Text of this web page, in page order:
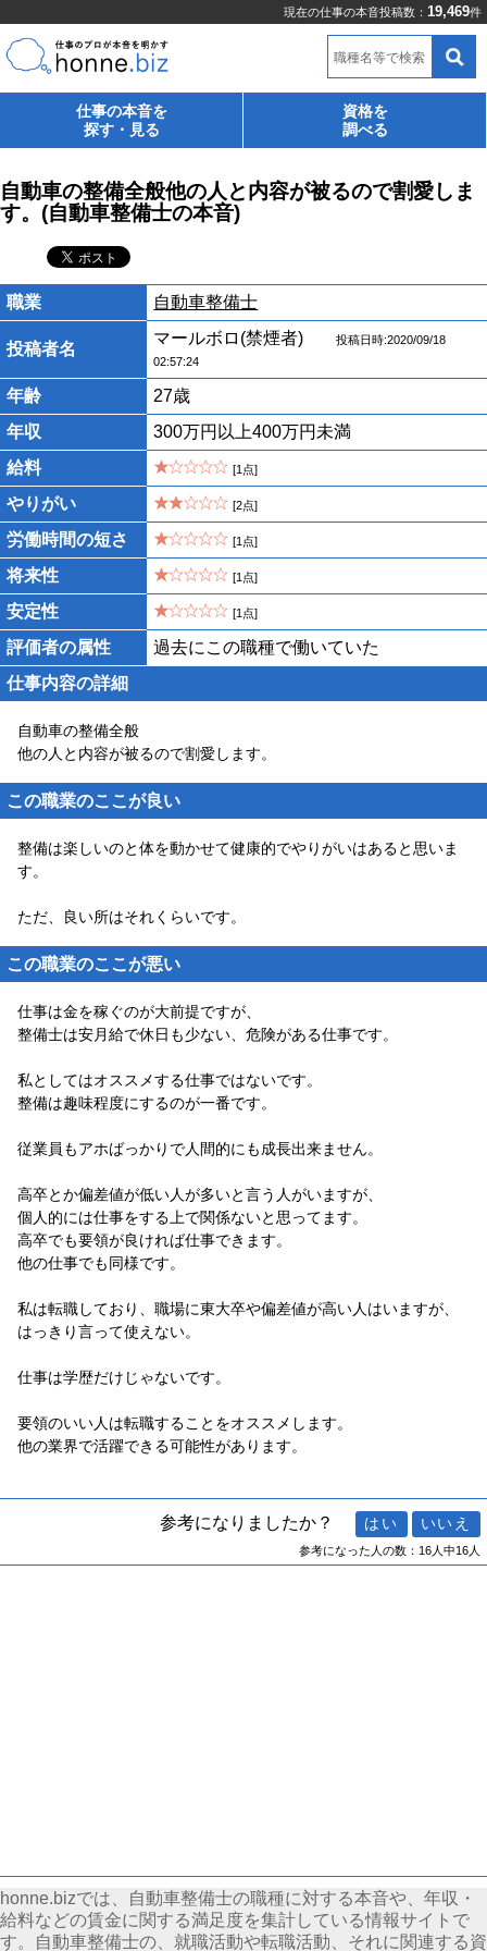
現在の仕事の本音投稿数： 19,469件
職種名等で検索
仕事の本音を
探す・見る
資格を
調べる
自動車の整備全般他の人と内容が被るので割愛しま
す。(自動車整備士の本音)
職業 自動車整備士
投稿者名
マールボロ(禁煙者)
投稿日時:2020/09/18
02:57:24
年齢
27歳
年収
300万円以上400万円未満
給料
[1点]
やりがい [2点]
労働時間の短さ [1点]
将来性 [1点]
安定性 [1点]
評価者の属性
過去にこの職種で働いていた
仕事内容の詳細
自動車の整備全般
他の人と内容が被るので割愛します。
この職業のここが良い
整備は楽しいのと体を動かせて健康的でやりがいはあると思いま
す。
ただ、良い所はそれくらいです。
この職業のここが悪い
仕事は金を稼ぐのが大前提ですが、
整備士は安月給で休日も少ない、危険がある仕事です。
私としてはオススメする仕事ではないです。
整備は趣味程度にするのが一番です。
従業員もアホばっかりで人間的にも成長出来ません。
高卒とか偏差値が低い人が多いと言う人がいますが、
個人的には仕事をする上で関係ないと思ってます。
高卒でも要領が良ければ仕事できます。
他の仕事でも同様です。
私は転職しており、職場に東大卒や偏差値が高い人はいますが、
はっきり言って使えない。
仕事は学歴だけじゃないです。
要領のいい人は転職することをオススメします。
他の業界で活躍できる可能性があります。
参考になりましたか？
参考になった人の数：16人中16人
honne.bizでは、自動車整備士の職種に対する本音や、年収・
給料などの賃金に関する満足度を集計している情報サイトで
す。自動車整備士の、就職活動や転職活動、それに関連する資